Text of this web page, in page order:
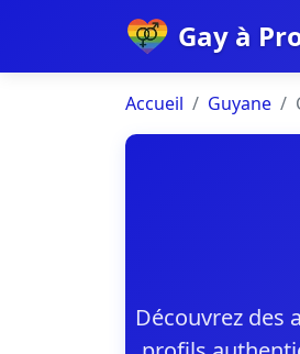
Gay à
Accueil Guyane
Découvrez des